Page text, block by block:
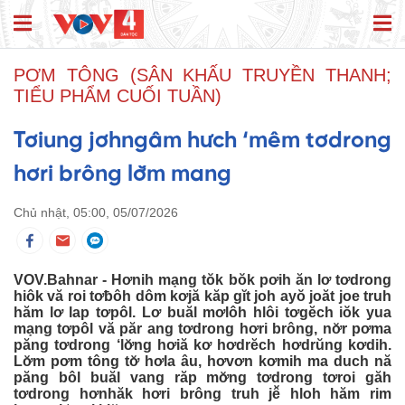
PƠM TÔNG (SÂN KHẤU TRUYỀN THANH;
TIỂU PHẨM CUỐI TUẦN)
Tơiung jơhngâm hưch ‘mêm tơdrong
hơri brông lơ̆m mang
Chủ nhật, 05:00, 05/07/2026
VOV.Bahnar - Hơnih mạng tŏk bŏk pơih ăn lơ tơdrong
hiôk vă roi tơƀôh dôm kơjă kăp gĭt joh ayŏ joăt joe truh
hăm lơ lap tơpôl. Lơ buăl mơlôh hlôi tơgĕch iŏk yua
mạng tơpôl vă păr ang tơdrong hơri brông, nơ̆r pơma
păng tơdrong ‘lơ̆ng hơiă kơ hơdrĕch hơdrŭng kơdih.
Lơ̆m pơm tông tơ̆ hơla âu, hơvơn kơmih ma duch nă
păng bôl buăl vang răp mơ̆ng tơdrong tơroi găh
tơdrong hơnhăk hơri brông truh jê̆ hloh hăm rim